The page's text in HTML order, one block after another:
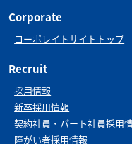
Corporate
コーポレイトサイトトップ
Recruit
採用情報
新卒採用情報
契約社員・パート社員採用
障がい者採用情報